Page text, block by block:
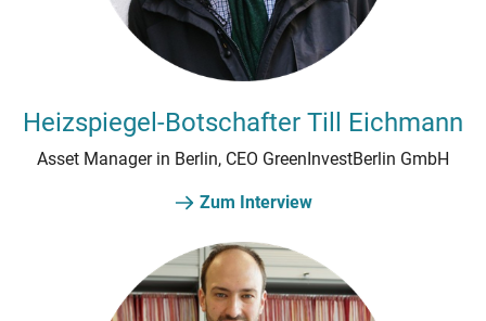
Heizspiegel-Botschafter Till Eichmann
Asset Manager in Berlin, CEO GreenInvestBerlin GmbH
Zum Interview